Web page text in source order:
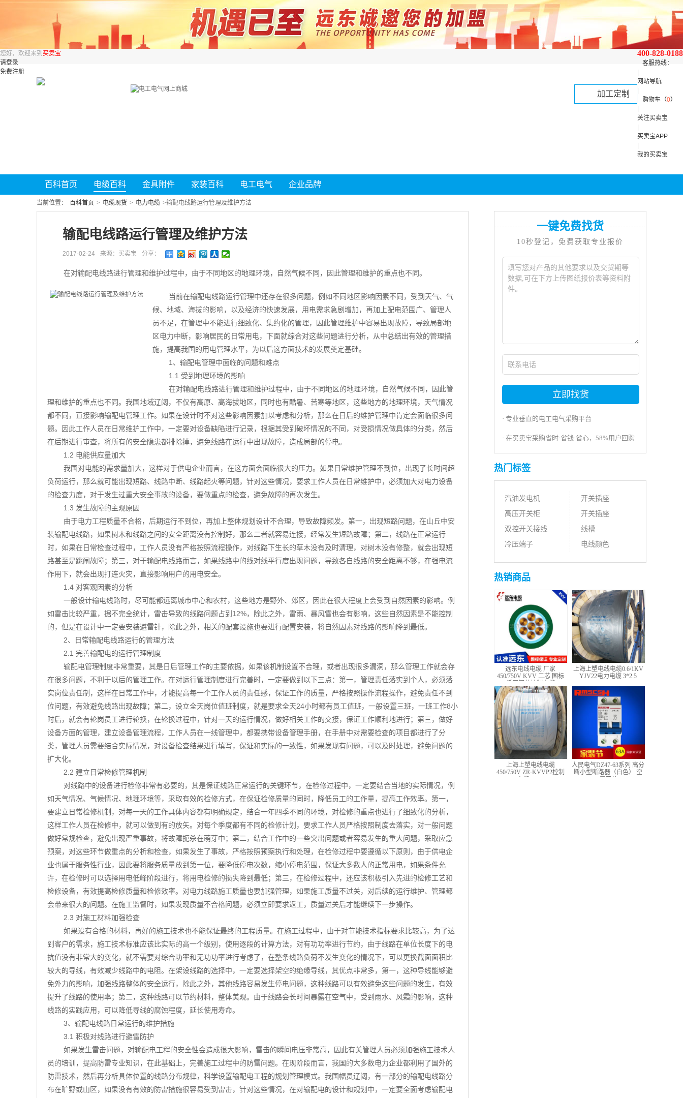
400-828-0188
客服热线：
网站导航
购物车（0）
关注买卖宝
买卖宝APP
我的买卖宝
您好，欢迎来到 买卖宝
请登录
免费注册
加工定制
百科首页 电缆百科 金具附件 家装百科 电工电气 企业品牌
当前位置： 百科首页 > 电缆现货 > 电力电缆 >输配电线路运行管理及维护方法
输配电线路运行管理及维护方法
2017-02-24 来源：买卖宝 分享：
在对输配电线路进行管理和维护过程中，由于不同地区的地理环境，自然气候不同，因此管理和维护的重点也不同。
当前在输配电线路运行管理中还存在很多问题，例如不同地区影响因素不同，受到天气、气
候、地域、海拔的影响，以及经济的快速发展，用电需求急剧增加，再加上配电范围广、管理人
员不足，在管理中不能进行细致化、集约化的管理，因此管理维护中容易出现故障，导致局部地
区电力中断，影响居民的日常用电，下面就综合对这些问题进行分析，从中总结出有效的管理措
施，提高我国的用电管理水平，为以后这方面技术的发展奠定基础。
1、输配电管理中面临的问题和难点
1.1 受到地理环境的影响
在对输配电线路进行管理和维护过程中，由于不同地区的地理环境，自然气候不同，因此管
理和维护的重点也不同。我国地域辽阔，不仅有高原、高海拔地区，同时也有酷暑、苦寒等地区，这些地方的地理环境，天气情况
都不同，直接影响输配电管理工作。如果在设计时不对这些影响因素加以考虑和分析，那么在日后的维护管理中肯定会面临很多问
题。因此工作人员在日常维护工作中，一定要对设备缺陷进行记录，根据其受到破坏情况的不同，对受损情况做具体的分类，然后
在后期进行审查，将所有的安全隐患都排除掉，避免线路在运行中出现故障，造成局部的停电。
1.2 电能供应量加大
我国对电能的需求量加大，这样对于供电企业而言，在这方面会面临很大的压力。如果日常维护管理不到位，出现了长时间超
负荷运行，那么就可能出现短路、线路中断、线路起火等问题，针对这些情况，要求工作人员在日常维护中，必须加大对电力设备
的检查力度，对于发生过重大安全事故的设备，要做重点的检查，避免故障的再次发生。
1.3 发生故障的主观原因
由于电力工程质量不合格，后期运行不到位，再加上整体规划设计不合理，导致故障频发。第一，出现短路问题，在山丘中安
装输配电线路，如果树木和线路之间的安全距离没有控制好，那么二者就容易连接，经常发生短路故障；第二，线路在正常运行
时，如果在日常检查过程中，工作人员没有严格按照流程操作，对线路下生长的草木没有及时清理，对树木没有修整，就会出现短
路甚至是跳闸故障；第三，对于输配电线路而言，如果线路中的线对线平行度出现问题，导致各自线路的安全距离不够，在强电流
作用下，就会出现打连火灾，直接影响用户的用电安全。
1.4 对客观因素的分析
一般设计输电线路时，尽可能都远离城市中心和农村，这些地方是野外、郊区，因此在很大程度上会受到自然因素的影响。例
如雷击比较严重，据不完全统计，雷击导致的线路问题占到12%，除此之外，雷雨、暴风雪也会有影响，这些自然因素是不能控制
的，但是在设计中一定要安装避雷针，除此之外，相关的配套设施也要进行配置安装，将自然因素对线路的影响降到最低。
2、日常输配电线路运行的管理方法
2.1 完善输配电的运行管理制度
输配电管理制度非常重要，其是日后管理工作的主要依据，如果该机制设置不合理，或者出现很多漏洞，那么管理工作就会存
在很多问题，不利于以后的管理工作。在对运行管理制度进行完善时，一定要做到以下三点：第一，管理责任落实到个人，必须落
实岗位责任制，这样在日常工作中，才能提高每一个工作人员的责任感，保证工作的质量，严格按照操作流程操作，避免责任不到
位问题，有效避免线路出现故障；第二，设立全天岗位值班制度，就是要求全天24小时都有员工值班，一般设置三班，一班工作8小
时后，就会有轮岗员工进行轮换，在轮换过程中，针对一天的运行情况，做好相关工作的交接，保证工作顺利地进行；第三，做好
设备方面的管理，建立设备管理流程，工作人员在一线管理中，都要携带设备管理手册，在手册中对需要检查的项目都进行了分
类，管理人员需要结合实际情况，对设备检查结果进行填写，保证和实际的一致性，如果发现有问题，可以及时处理，避免问题的
扩大化。
2.2 建立日常检修管理机制
对线路中的设备进行检修非常有必要的，其是保证线路正常运行的关键环节，在检修过程中，一定要结合当地的实际情况，例
如天气情况、气候情况、地理环境等，采取有效的检修方式，在保证检修质量的同时，降低员工的工作量，提高工作效率。第一，
要建立日常检修机制，对每一天的工作具体内容都有明确规定，结合一年四季不同的环境，对检修的重点也进行了细致化的分析，
这样工作人员在检修中，就可以做到有的放矢。对每个季度都有不同的检修计划，要求工作人员严格按照制度去落实，对一般问题
做好常规检查，避免出现严重事故，将故障扼杀在萌芽中；第二，结合工作中的一些突出问题或者容易发生的重大问题，采取应急
预案，对这些环节做重点的分析和检查，如果发生了事故，严格按照预案执行和处理，在检修过程中要遵循以下原则，由于供电企
业也属于服务性行业，因此要将服务质量放到第一位，要降低停电次数，缩小停电范围，保证大多数人的正常用电，如果条件允
许，在检修时可以选择用电低峰阶段进行，将用电检修的损失降到最低；第三，在检修过程中，还应该积极引入先进的检修工艺和
检修设备，有效提高检修质量和检修效率。对电力线路施工质量也要加强管理，如果施工质量不过关，对后续的运行维护、管理都
会带来很大的问题。在施工监督时，如果发现质量不合格问题，必须立即要求返工，质量过关后才能继续下一步操作。
2.3 对施工材料加强检查
如果没有合格的材料，再好的施工技术也不能保证最终的工程质量。在施工过程中，由于对节能技术指标要求比较高，为了达
到客户的需求，施工技术标准应该比实际的高一个级别，使用逐段的计算方法，对有功功率进行节约，由于线路在单位长度下的电
抗值没有非常大的变化，就不需要对综合功率和无功功率进行考虑了，在整条线路负荷不发生变化的情况下，可以更换截面面积比
较大的导线，有效减少线路中的电阻。在架设线路的选择中，一定要选择架空的绝缘导线，其优点非常多，第一，这种导线能够避
免外力的影响，加强线路整体的安全运行，除此之外，其他线路容易发生停电问题，这种线路可以有效避免这些问题的发生，有效
提升了线路的使用率；第二，这种线路可以节约材料，整体美观。由于线路会长时间暴露在空气中，受到雨水、风霜的影响，这种
线路的实践应用，可以降低导线的腐蚀程度，延长使用寿命。
3、输配电线路日常运行的维护措施
3.1 积极对线路进行避雷防护
如果发生雷击问题，对输配电工程的安全性会造成很大影响，雷击的瞬间电压非常高，因此有关管理人员必须加强施工技术人
员的培训，提高防雷专业知识，在此基础上，完善施工过程中的防雷问题。在现阶段而言，我国的大多数电力企业都利用了国外的
防雷技术，然后再分析具体位置的线路分布规律，科学设置输配电工程的规划管理模式。我国幅员辽阔，有一部分的输配电线路分
布在旷野或山区，如果没有有效的防雷措施很容易受到雷击，针对这些情况，在对输配电的设计和规划中，一定要全面考虑输配电
一键免费找货
10秒登记，免费获取专业报价
立即找货
· 专业垂直的电工电气采购平台
· 在买卖宝采购省时·省钱·省心，58%用户回购
热门标签
汽油发电机
高压开关柜
双控开关接线
冷压端子
开关插座
开关插座
线槽
电线颜色
热销商品
远东电线电缆 厂家
450/750V KVV 二芯 国标
上海上塑电线电缆0.6/1KV
YJV22电力电缆 3*2.5
上海上塑电线电缆
450/750V ZR-KVVP2控制
人民电气DZ47-63系列 高分
断小型断路器（白色） 空